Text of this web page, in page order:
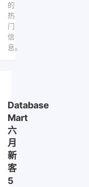
的
热
门
信
息。
Database
Mart
六
月
新
客
5